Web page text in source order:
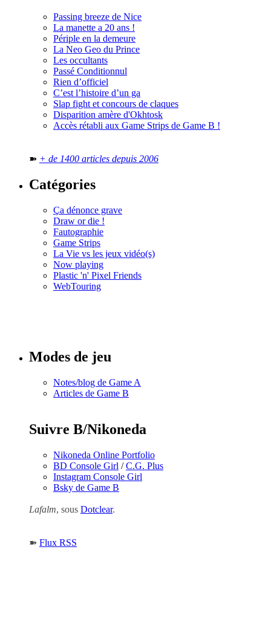
Passing breeze de Nice
La manette a 20 ans !
Périple en la demeure
La Neo Geo du Prince
Les occultants
Passé Conditionnul
Rien d’officiel
C’est l’histoire d’un ga
Slap fight et concours de claques
Disparition amère d'Okhtosk
Accès rétabli aux Game Strips de Game B !
➽ + de 1400 articles depuis 2006
Catégories
Ça dénonce grave
Draw or die !
Fautographie
Game Strips
La Vie vs les jeux vidéo(s)
Now playing
Plastic 'n' Pixel Friends
WebTouring
Modes de jeu
Notes/blog de Game A
Articles de Game B
Suivre B/Nikoneda
Nikoneda Online Portfolio
BD Console Girl /C.G. Plus
Instagram Console Girl
Bsky de Game B
Lafalm, sous Dotclear.
➽ Flux RSS